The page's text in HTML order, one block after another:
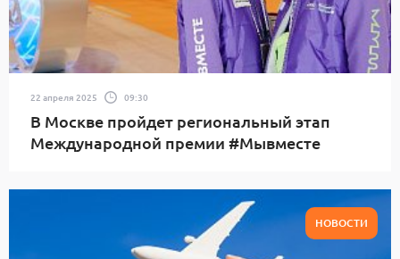
22 апреля 2025 09:30
В Москве пройдет региональный этап
Международной премии #Мывместе
НОВОСТИ